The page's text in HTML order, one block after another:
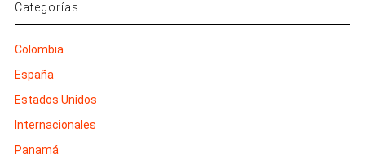
Categorías
Colombia
España
Estados Unidos
Internacionales
Panamá